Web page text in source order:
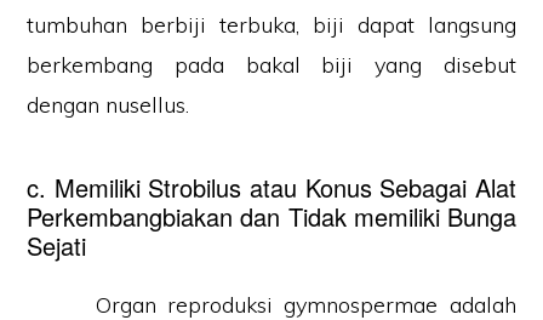
tumbuhan berbiji terbuka, biji dapat langsung
berkembang pada bakal biji yang disebut
dengan nusellus.
c. Memiliki Strobilus atau Konus Sebagai Alat
Perkembangbiakan dan Tidak memiliki Bunga
Sejati
Organ reproduksi gymnospermae adalah